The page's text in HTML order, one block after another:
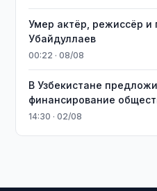
Умер актёр, режиссёр и
Убайдуллаев
00:22 · 08/08
В Узбекистане
финансирование
14:30 · 02/08